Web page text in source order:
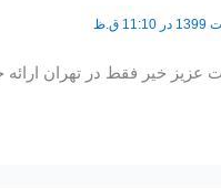
عزیز خیر فقط در تهران ارائه